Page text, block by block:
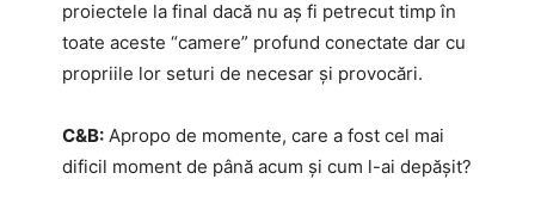
proiectele la final dacă nu aș fi petrecut timp în
toate aceste “camere” profund conectate dar cu
propriile lor seturi de necesar și provocări.
C&B: Apropo de momente, care a fost cel mai
dificil moment de până acum și cum l-ai depășit?